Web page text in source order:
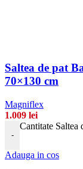
Saltea de pat
70×130 cm
Magniflex
1.009 lei
-
Cantitate
Adauga in cos